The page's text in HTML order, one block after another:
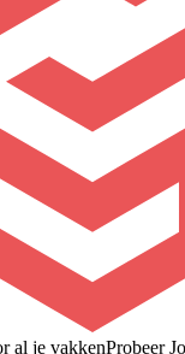
al je vakkenProbeer